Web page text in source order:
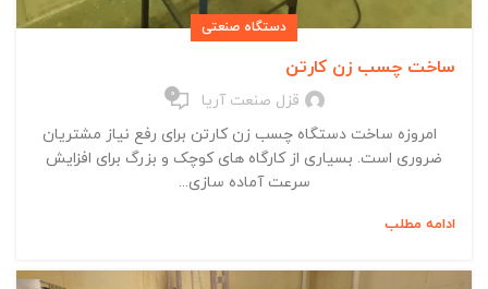
دستگاه صنعتی
ساخت چسب زن کارتن
قزل صنعت آریا 0
امروزه ساخت دستگاه چسب زن کارتن برای رفع نیاز مشتریان
ضروری است. بسیاری از کارگاه های کوچک و بزرگ برای افزایش
سرعت آماده سازی...
ادامه مطلب